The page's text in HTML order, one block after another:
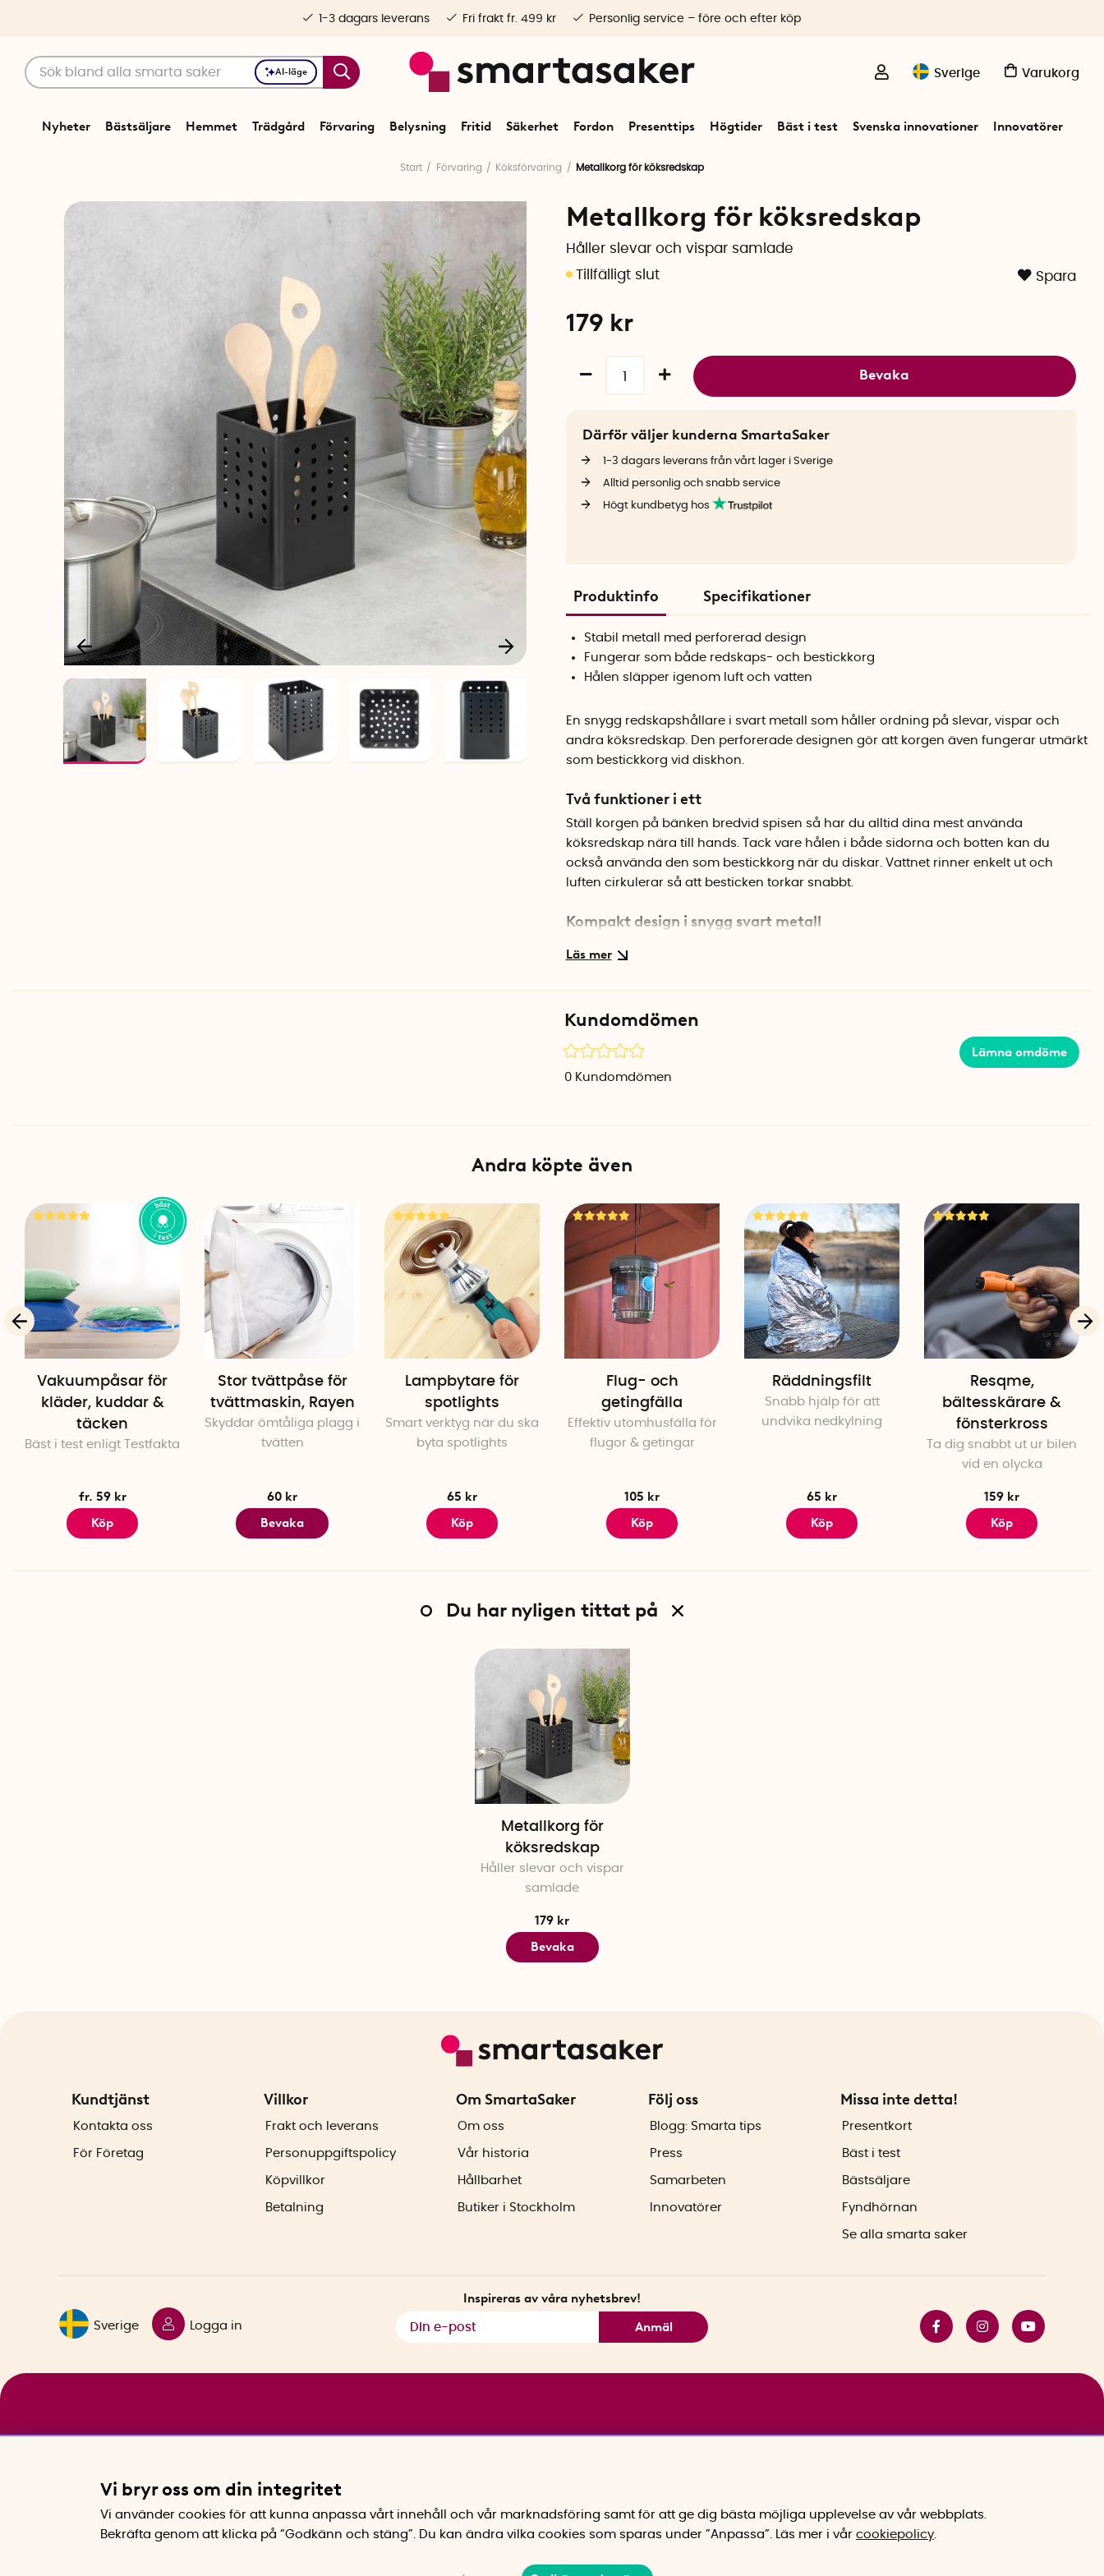
AI-läge Sverige Varukorg
Nyheter Bästsäljare Hemmet Trädgård Förvaring Belysning Fritid Säkerhet Fordon Presenttips Högtider Bäst i test Svenska innovationer Innovatörer
1-3 dagars leverans Fri frakt fr. 499 kr Personlig service – före och efter köp
Start Förvaring Köksförvaring Metallkorg för köksredskap
Metallkorg för köksredskap
Håller slevar och vispar samlade
Spara
179 kr
Bevaka
Därför väljer kunderna SmartaSaker
1-3 dagars leverans från vårt lager i Sverige
Alltid personlig och snabb service
Högt kundbetyg hos
Produktinfo Specifikationer
Stabil metall med perforerad design
Fungerar som både redskaps- och bestickkorg
Hålen släpper igenom luft och vatten
En snygg redskapshållare i svart metall som håller ordning på slevar, vispar och
andra köksredskap. Den perforerade designen gör att korgen även fungerar utmärkt
som bestickkorg vid diskhon.
Två funktioner i ett
Ställ korgen på bänken bredvid spisen så har du alltid dina mest använda
köksredskap nära till hands. Tack vare hålen i både sidorna och botten kan du
också använda den som bestickkorg när du diskar. Vattnet rinner enkelt ut och
luften cirkulerar så att besticken torkar snabbt.
Kompakt design i snygg svart metall
Specifikationer
Mått: 11,5 x 11,5 x 16,5 cm
Material: Metall
Kundomdömen
Lämna omdöme
0 Kundomdömen
Andra köpte även
Vakuumpåsar för
kläder, kuddar &
täcken
Bäst i test enligt Testfakta
fr. 59 kr
Köp
Stor tvättpåse för
tvättmaskin, Rayen
Skyddar ömtåliga plagg i
tvätten
60 kr
Bevaka
Lampbytare för
spotlights
Smart verktyg när du ska
byta spotlights
65 kr
Köp
Flug- och
getingfälla
Effektiv utomhusfälla för
flugor & getingar
105 kr
Köp
Räddningsfilt
Snabb hjälp för att
undvika nedkylning
65 kr
Köp
Resqme,
bältesskärare &
fönsterkross
Ta dig snabbt ut ur bilen
vid en olycka
159 kr
Köp
Du har nyligen tittat på
Metallkorg för
köksredskap
Håller slevar och vispar
samlade
179 kr
Bevaka
Kundtjänst
Kontakta oss
För Företag
Villkor
Frakt och leverans
Personuppgiftspolicy
Köpvillkor
Betalning
Om SmartaSaker
Om oss
Vår historia
Hållbarhet
Butiker i Stockholm
Följ oss
Blogg: Smarta tips
Press
Samarbeten
Innovatörer
Missa inte detta!
Presentkort
Bäst i test
Bästsäljare
Fyndhörnan
Se alla smarta saker
Sverige Logga in
Inspireras av våra nyhetsbrev!
Anmäl
Vi bryr oss om din integritet
Vi använder cookies för att kunna anpassa vårt innehåll och vår marknadsföring samt för att ge dig bästa möjliga upplevelse av vår webbplats.
Bekräfta genom att klicka på “Godkänn och stäng”. Du kan ändra vilka cookies som sparas under ”Anpassa”.
Läs mer i vår cookiepolicy